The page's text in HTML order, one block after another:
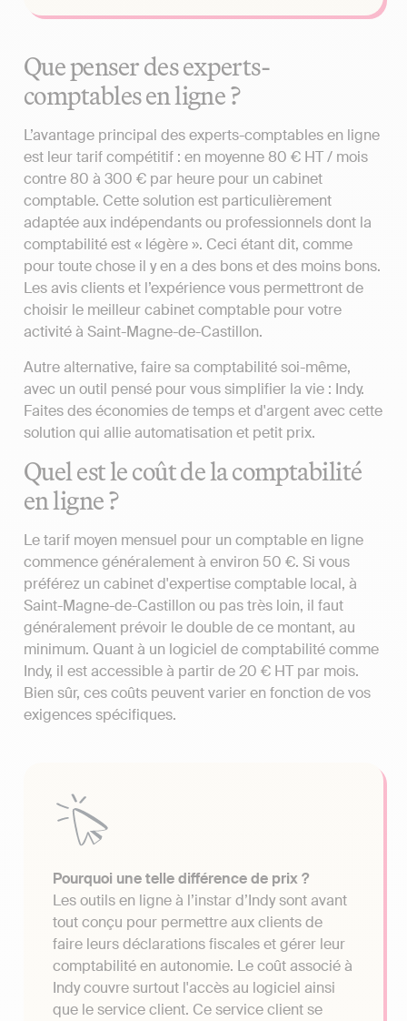
Que penser des experts-
comptables en ligne ?
L’avantage principal des experts-comptables en ligne
est leur tarif compétitif : en moyenne 80 € HT / mois
contre 80 à 300 € par heure pour un cabinet
comptable. Cette solution est particulièrement
adaptée aux indépendants ou professionnels dont la
comptabilité est « légère ». Ceci étant dit, comme
pour toute chose il y en a des bons et des moins bons.
Les avis clients et l’expérience vous permettront de
choisir le meilleur cabinet comptable pour votre
activité à Saint-Magne-de-Castillon.
Autre alternative, faire sa comptabilité soi-même,
avec un outil pensé pour vous simplifier la vie : Indy.
Faites des économies de temps et d'argent avec cette
solution qui allie automatisation et petit prix.
Quel est le coût de la comptabilité
en ligne ?
Le tarif moyen mensuel pour un comptable en ligne
commence généralement à environ 50 €. Si vous
préférez un cabinet d'expertise comptable local, à
Saint-Magne-de-Castillon ou pas très loin, il faut
généralement prévoir le double de ce montant, au
minimum. Quant à un logiciel de comptabilité comme
Indy, il est accessible à partir de 20 € HT par mois.
Bien sûr, ces coûts peuvent varier en fonction de vos
exigences spécifiques.
Pourquoi une telle différence de prix ?
Les outils en ligne à l’instar d’Indy sont avant
tout conçu pour permettre aux clients de
faire leurs déclarations fiscales et gérer leur
comptabilité en autonomie. Le coût associé à
Indy couvre surtout l'accès au logiciel ainsi
que le service client. Ce service client se